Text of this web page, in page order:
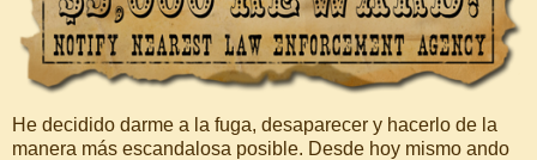
He decidido darme a la fuga, desaparecer y hacerlo de la
manera más escandalosa posible. Desde hoy mismo ando